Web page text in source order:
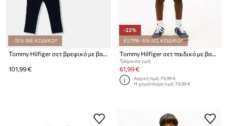
-15% ΜΕ ΚΩΔΙΚΟ*
Tommy Hilfiger σετ βρεφικό με βαμβάκι
101,99 €
-22%
ΕΞΤΡΑ -5% ΜΕ ΚΩΔΙΚΟ*
Tommy Hilfiger σετ παιδικό με βαμβάκι
Τρέχουσα τιμή:
61,99 €
Αρχική τιμή:79,99 €
Η χαμηλότερη τιμή:79,99 €